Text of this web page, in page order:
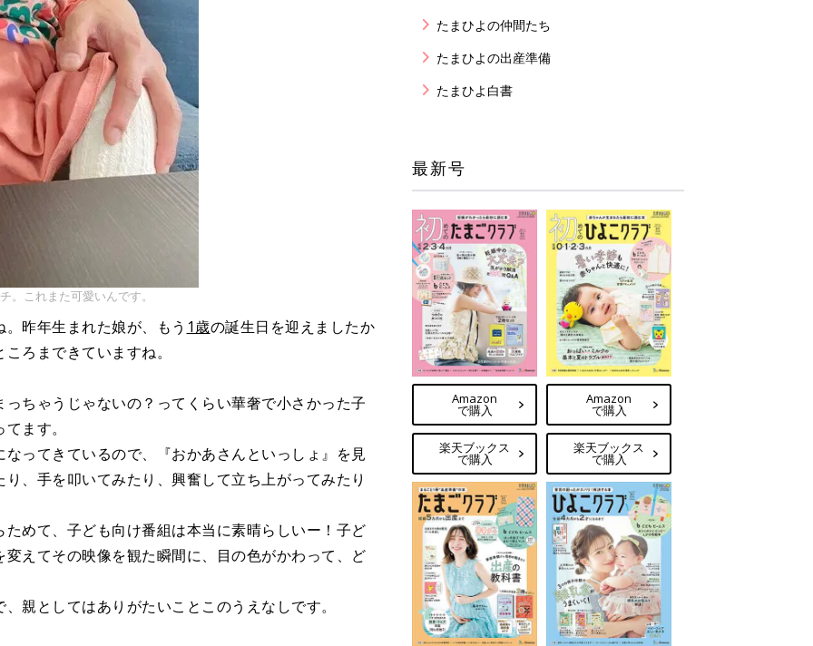
。これまた可愛いんです。
昨年生まれた娘が、もう 1歳の誕生日を迎えましたか
ろまできていますね。
ちゃうじゃないの？ってくらい華奢で小さかった子
ます。
ってきているので、『おかあさんといっしょ』を見
、手を叩いてみたり、興奮して立ち上がってみたり
めて、子ども向け番組は本当に素晴らしいー！子ど
えてその映像を観た瞬間に、目の色がかわって、ど
親としてはありがたいことこのうえなしです。
たまひよの仲間たち
たまひよの出産準備
たまひよ白書
最新号
Amazon
で購入
楽天ブックス
で購入
Amazon
で購入
楽天ブックス
で購入